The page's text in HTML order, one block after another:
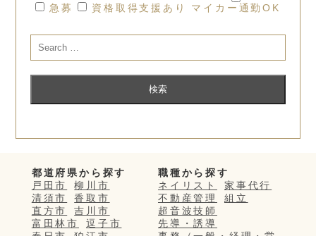
急募 資格取得支援あり マイカー通勤OK
都道府県から探す
戸田市
柳川市
清須市
香取市
直方市
吉川市
富田林市
逗子市
職種から探す
ネイリスト
家事代行
不動産管理
組立
超音波技師
先導・誘導